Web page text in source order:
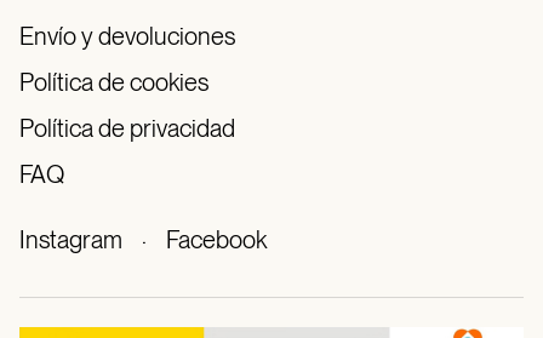
Envío y devoluciones
Política de cookies
Política de privacidad
FAQ
Instagram · Facebook